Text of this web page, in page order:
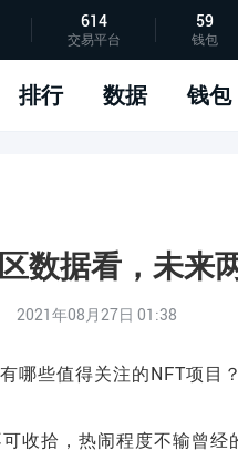
614
交易平台
59
钱包
排行 数据 钱包
数据看，未来
2021年08月27日 01:38
哪些值得关注的NFT项目
收拾，热闹程度不输曾